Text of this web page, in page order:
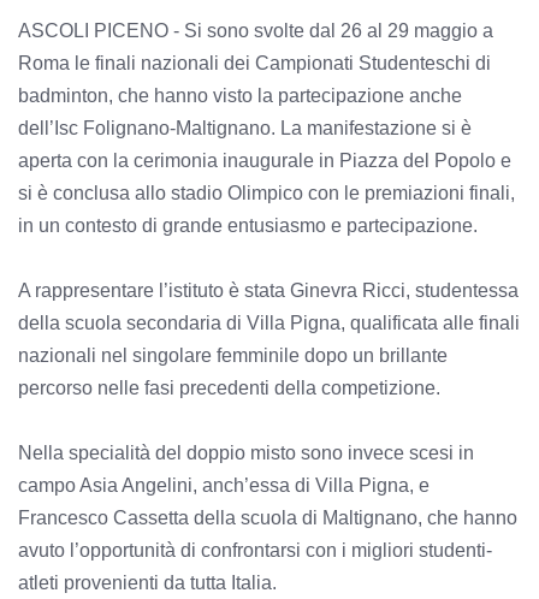
ASCOLI PICENO - Si sono svolte dal 26 al 29 maggio a
Roma le finali nazionali dei Campionati Studenteschi di
badminton, che hanno visto la partecipazione anche
dell’Isc Folignano-Maltignano. La manifestazione si è
aperta con la cerimonia inaugurale in Piazza del Popolo e
si è conclusa allo stadio Olimpico con le premiazioni finali,
in un contesto di grande entusiasmo e partecipazione.
A rappresentare l’istituto è stata Ginevra Ricci, studentessa
della scuola secondaria di Villa Pigna, qualificata alle finali
nazionali nel singolare femminile dopo un brillante
percorso nelle fasi precedenti della competizione.
Nella specialità del doppio misto sono invece scesi in
campo Asia Angelini, anch’essa di Villa Pigna, e
Francesco Cassetta della scuola di Maltignano, che hanno
avuto l’opportunità di confrontarsi con i migliori studenti-
atleti provenienti da tutta Italia.